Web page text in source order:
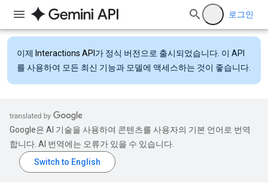
로그인
이제 Interactions API 가 정식 버전으로 출시되었습니다. 이 API
를 사용하여 모든 최신 기능과 모델에 액세스하는 것이 좋습니다.
Google은 AI 기술을 사용하여 콘텐츠를 사용자의 기본 언어로 번역
합니다. AI 번역에는 오류가 있을 수 있습니다.